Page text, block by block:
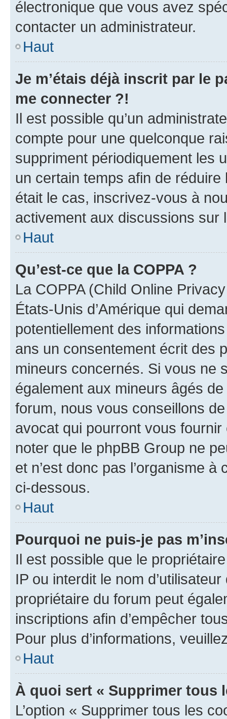
électronique que vous avez
contacter un administrateur.
Haut
Je m’étais déjà inscrit par le
me connecter ?!
Il est possible qu’un
compte pour une quelconque
suppriment périodiquement les
un certain temps afin de
était le cas, inscrivez-vous à
activement aux discussions sur
Haut
Qu’est-ce que la COPPA ?
La COPPA (Child Online
États-Unis d’Amérique qui
potentiellement des
ans un consentement écrit des
mineurs concernés. Si vous ne
également aux mineurs âgés
forum, nous vous conseillons
avocat qui pourront vous
noter que le phpBB Group ne
et n’est donc pas l’organisme
ci-dessous.
Haut
Pourquoi ne puis-je pas
Il est possible que le
IP ou interdit le nom
propriétaire du forum peut
inscriptions afin d’empêcher
Pour plus d’informations,
Haut
À quoi sert « Supprimer tous
L’option « Supprimer tous les